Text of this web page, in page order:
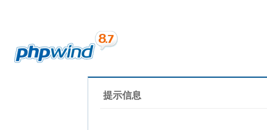
提示信息